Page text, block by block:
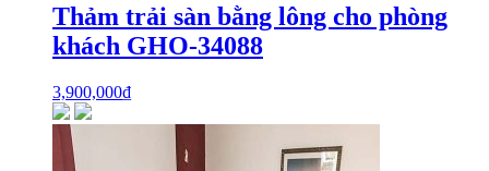
Thảm trải sàn bằng lông cho phòng
khách GHO-34088
3,900,000₫